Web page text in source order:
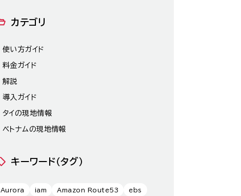
カテゴリ
使い方ガイド
料金ガイド
解説
導入ガイド
タイの現地情報
ベトナムの現地情報
キーワード（タグ）
Aurora iam Amazon Route53 ebs